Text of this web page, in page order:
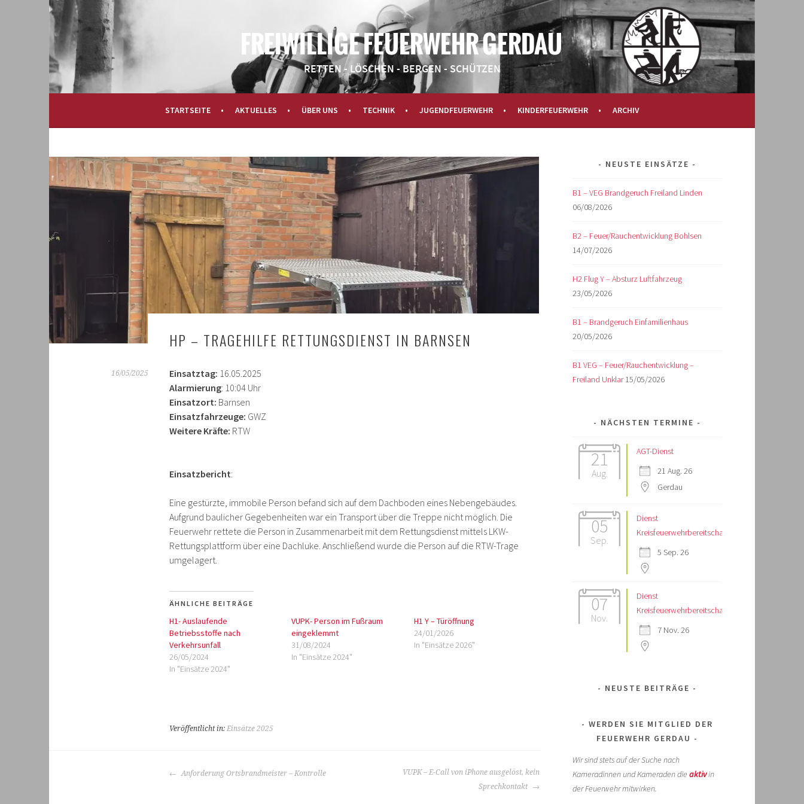
Springe
zum
Inhalt
FREIWILLIGE FEUERWEHR GERDAU
RETTEN – LÖSCHEN – BERGEN – SCHÜTZEN
STARTSEITE AKTUELLES ÜBER UNS TECHNIK JUGENDFEUERWEHR KINDERFEUERWEHR ARCHIV
HP – TRAGEHILFE RETTUNGSDIENST IN BARNSEN
16/05/2025 Einsatztag: 16.05.2025
Alarmierung: 10:04 Uhr
Einsatzort: Barnsen
Einsatzfahrzeuge: GWZ
Weitere Kräfte: RTW
Einsatzbericht:
Eine gestürzte, immobile Person befand sich auf dem Dachboden eines Nebengebäudes.
Aufgrund baulicher Gegebenheiten war ein Transport über die Treppe nicht möglich. Die
Feuerwehr rettete die Person in Zusammenarbeit mit dem Rettungsdienst mittels LKW-
Rettungsplattform über eine Dachluke. Anschließend wurde die Person auf die RTW-Trage
umgelagert.
ÄHNLICHE BEITRÄGE
H1- Auslaufende
Betriebsstoffe nach
Verkehrsunfall
26/05/2024
In "Einsätze 2024"
VUPK- Person im Fußraum
eingeklemmt
31/08/2024
In "Einsätze 2024"
H1 Y – Türöffnung
24/01/2026
In "Einsätze 2026"
Veröffentlicht in: Einsätze 2025
BEITRAGS-
Anforderung Ortsbrandmeister – Kontrolle
VUPK – E-Call von iPhone ausgelöst, kein
Sprechkontakt
NEUSTE EINSÄTZE
B1 – VEG Brandgeruch Freiland Linden
06/08/2026
B2 – Feuer/Rauchentwicklung Bohlsen
14/07/2026
H2 Flug Y – Absturz Luftfahrzeug
23/05/2026
B1 – Brandgeruch Einfamilienhaus
20/05/2026
B1 VEG – Feuer/Rauchentwicklung –
Freiland Unklar 15/05/2026
NÄCHSTEN TERMINE
21
Aug.
AGT-Dienst
21 Aug. 26
Gerdau
05
Sep.
Dienst
Kreisfeuerwehrbereitschaft
5 Sep. 26
07
Nov.
Dienst
Kreisfeuerwehrbereitschaft
7 Nov. 26
NEUSTE BEITRÄGE
WERDEN SIE MITGLIED DER
FEUERWEHR GERDAU
Wir sind stets auf der Suche nach
Kameradinnen und Kameraden die aktivin
der Feuerwehr mitwirken.